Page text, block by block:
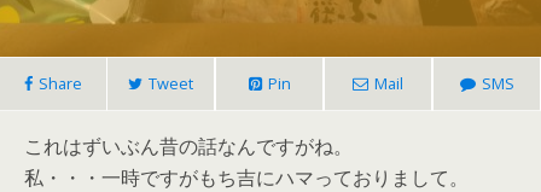
Share Tweet Pin Mail SMS
これはずいぶん昔の話なんですがね。
私・・・一時ですがもち吉にハマっておりまして。